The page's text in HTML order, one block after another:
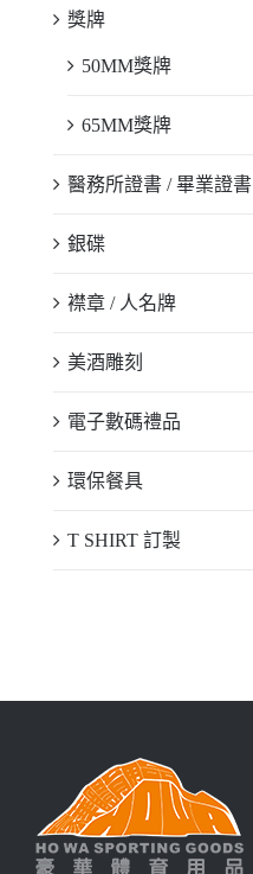
獎牌
50MM獎牌
65MM獎牌
醫務所證書 / 畢業證書
銀碟
襟章 / 人名牌
美酒雕刻
電子數碼禮品
環保餐具
T SHIRT 訂製